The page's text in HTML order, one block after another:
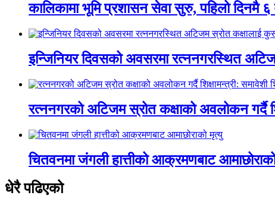
कालिकामा भूमि प्रशासन सेवा सुरु, पहिलो दिनमै ६
इन्जिनियर दिवसको अवसरमा रत्ननगरस्थित
रत्ननगरको अटिजम स्रोत कक्षाको अवलोकन गर्दै
चितवनमा जंगली हात्तीको आक्रमणबाट
धेरै पढिएको